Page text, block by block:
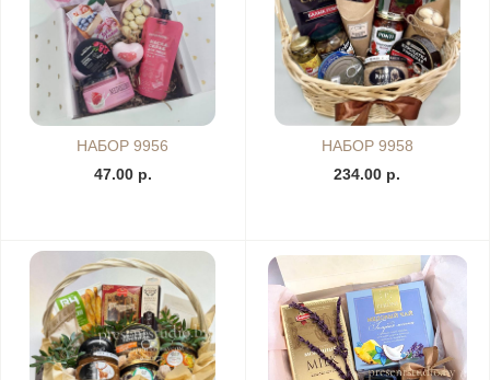
НАБОР 9956
47.00 р.
НАБОР 9958
234.00 р.